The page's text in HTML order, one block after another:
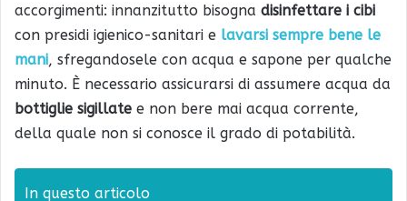
accorgimenti: innanzitutto bisogna disinfettare i cibi
con presidi igienico-sanitari e lavarsi sempre bene le
mani, sfregandosele con acqua e sapone per qualche
minuto. È necessario assicurarsi di assumere acqua da
bottiglie sigillate e non bere mai acqua corrente,
della quale non si conosce il grado di potabilità.
In questo articolo